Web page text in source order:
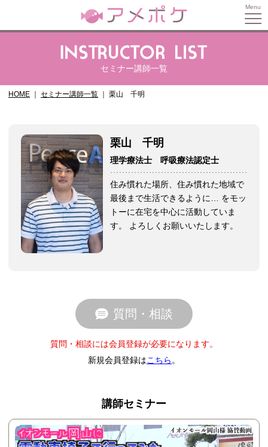
セミナー講師一覧
HOME セミナー講師一覧 栗山 千明
栗山 千明
理学療法士 呼吸療法認定士
住み慣れた場所、住み慣れた地域で
最後まで生活できるように… をモッ
トーに在宅を中心に活動していま
す。 よろしくお願いいたします。
質問・相談
質問・相談には会員登録が必要になります。
新規会員登録はこちら 。
講師セミナー